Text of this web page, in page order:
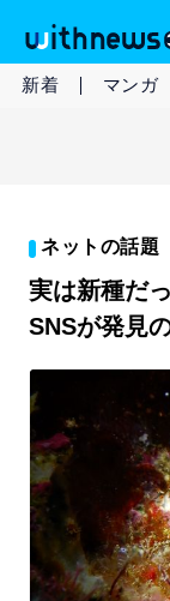
新着 マンガ
ネットの話題
実は新種だ
SNSが発見